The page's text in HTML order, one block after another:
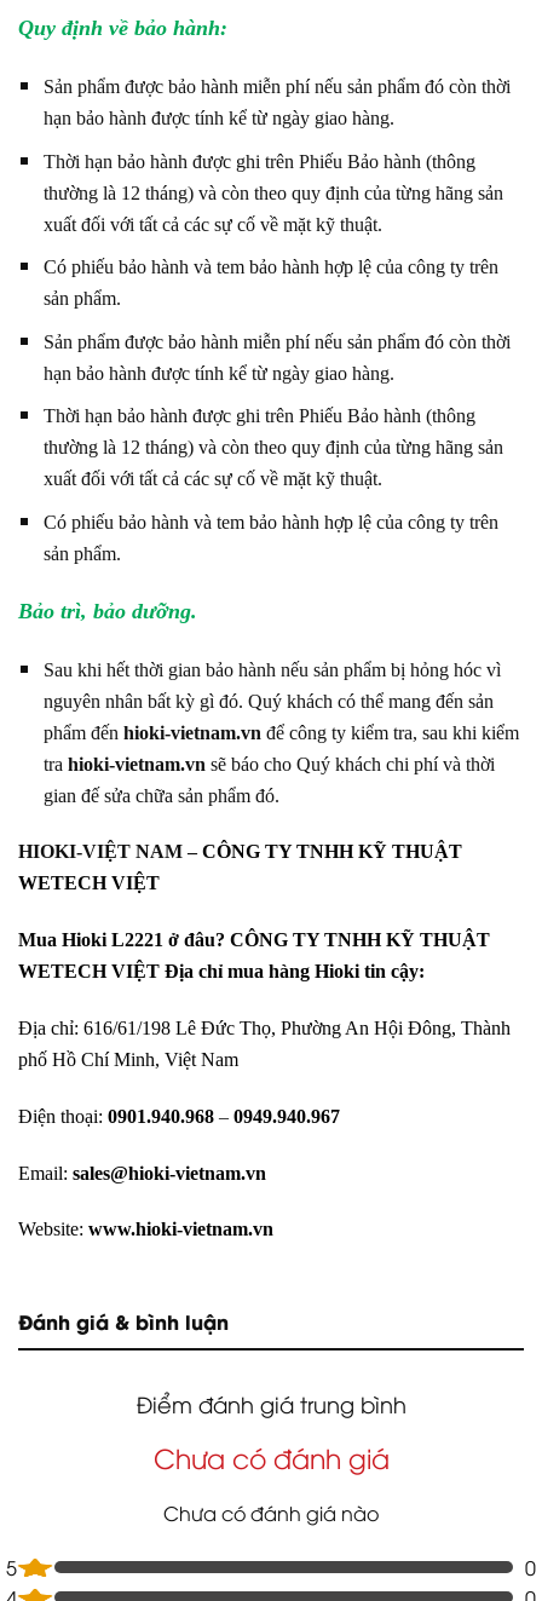
Quy định về bảo hành:
Sản phẩm được bảo hành miễn phí nếu sản phẩm đó còn thời
hạn bảo hành được tính kể từ ngày giao hàng.
Thời hạn bảo hành được ghi trên Phiếu Bảo hành (thông
thường là 12 tháng) và còn theo quy định của từng hãng sản
xuất đối với tất cả các sự cố về mặt kỹ thuật.
Có phiếu bảo hành và tem bảo hành hợp lệ của công ty trên
sản phẩm.
Sản phẩm được bảo hành miễn phí nếu sản phẩm đó còn thời
hạn bảo hành được tính kể từ ngày giao hàng.
Thời hạn bảo hành được ghi trên Phiếu Bảo hành (thông
thường là 12 tháng) và còn theo quy định của từng hãng sản
xuất đối với tất cả các sự cố về mặt kỹ thuật.
Có phiếu bảo hành và tem bảo hành hợp lệ của công ty trên
sản phẩm.
Bảo trì, bảo dưỡng.
Sau khi hết thời gian bảo hành nếu sản phẩm bị hỏng hóc vì
nguyên nhân bất kỳ gì đó. Quý khách có thể mang đến sản
phẩm đến hioki-vietnam.vn để công ty kiểm tra, sau khi kiểm
tra hioki-vietnam.vn sẽ báo cho Quý khách chi phí và thời
gian đế sửa chữa sản phẩm đó.
HIOKI-VIỆT NAM –CÔNG TY TNHH KỸ THUẬT
WETECH VIỆT
Mua Hioki L2221 ở đâu? CÔNG TY TNHH KỸ THUẬT
WETECH VIỆT Địa chỉ mua hàng Hioki tin cậy:
Địa chỉ: 616/61/198 Lê Đức Thọ, Phường An Hội Đông, Thành
phố Hồ Chí Minh, Việt Nam
Điện thoại: 0901.940.968 – 0949.940.967
Email: sales@hioki-vietnam.vn
Website: www.hioki-vietnam.vn
Đánh giá & bình luận
Điểm đánh giá trung bình
Chưa có đánh giá
Chưa có đánh giá nào
5
0